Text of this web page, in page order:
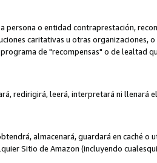
persona o entidad contraprestación,
caritativas u otras organizaciones,
de "recompensas" o de lealtad
redirigirá, leerá, interpretará ni
almacenará, guardará en caché
Sitio de Amazon (incluyendo